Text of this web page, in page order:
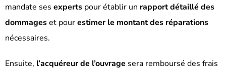
mandate ses experts pour établir un rapport détaillé des
dommageset pourestimer le montant des réparations
nécessaires.
Ensuite, l’acquéreur de l’ouvrage sera remboursé des frais